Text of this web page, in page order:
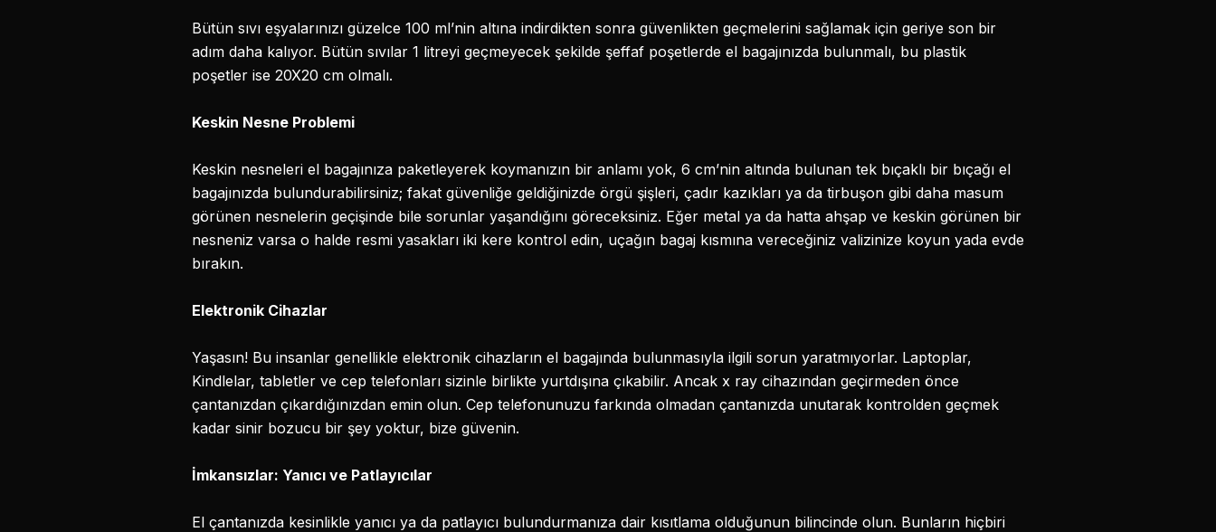
Bütün sıvı eşyalarınızı güzelce 100 ml’nin altına indirdikten sonra güvenlikten geçmelerini sağlamak için geriye son bir
adım daha kalıyor. Bütün sıvılar 1 litreyi geçmeyecek şekilde şeffaf poşetlerde el bagajınızda bulunmalı, bu plastik
poşetler ise 20X20 cm olmalı.
Keskin Nesne Problemi
Keskin nesneleri el bagajınıza paketleyerek koymanızın bir anlamı yok, 6 cm’nin altında bulunan tek bıçaklı bir bıçağı el
bagajınızda bulundurabilirsiniz; fakat güvenliğe geldiğinizde örgü şişleri, çadır kazıkları ya da tirbuşon gibi daha masum
görünen nesnelerin geçişinde bile sorunlar yaşandığını göreceksiniz. Eğer metal ya da hatta ahşap ve keskin görünen bir
nesneniz varsa o halde resmi yasakları iki kere kontrol edin, uçağın bagaj kısmına vereceğiniz valizinize koyun yada evde
bırakın.
Elektronik Cihazlar
Yaşasın! Bu insanlar genellikle elektronik cihazların el bagajında bulunmasıyla ilgili sorun yaratmıyorlar. Laptoplar,
Kindlelar, tabletler ve cep telefonları sizinle birlikte yurtdışına çıkabilir. Ancak x ray cihazından geçirmeden önce
çantanızdan çıkardığınızdan emin olun. Cep telefonunuzu farkında olmadan çantanızda unutarak kontrolden geçmek
kadar sinir bozucu bir şey yoktur, bize güvenin.
İmkansızlar: Yanıcı ve Patlayıcılar
El çantanızda kesinlikle yanıcı ya da patlayıcı bulundurmanıza dair kısıtlama olduğunun bilincinde olun. Bunların hiçbiri